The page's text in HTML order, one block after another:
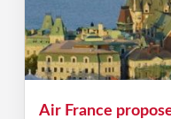
Air France